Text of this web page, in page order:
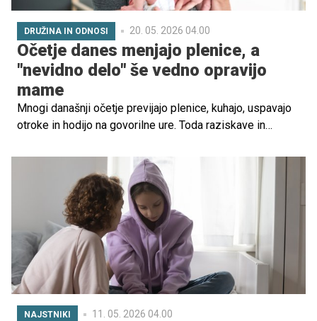
DRUŽINA IN ODNOSI 20. 05. 2026 04.00
Očetje danes menjajo plenice, a
"nevidno delo" še vedno opravijo
mame
Mnogi današnji očetje previjajo plenice, kuhajo, uspavajo
otroke in hodijo na govorilne ure. Toda raziskave in
nevidnega družinskega dela še vedno pogosto ostaja na
ramenih mater. Kako zelo se je v resnici spremenila vloga
očeta v Sloveniji?
NAJSTNIKI 11. 05. 2026 04.00